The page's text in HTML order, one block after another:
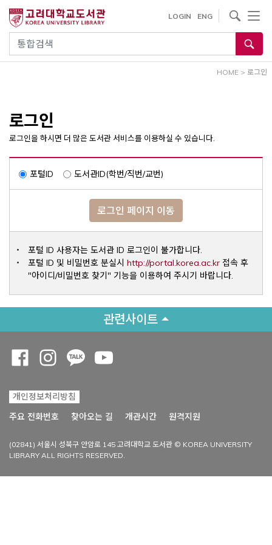
건
통합검색
LOGIN ENG
사이트내 검색
HOME > 로그인
로그인
로그인을 하시면 더 많은 도서관 서비스를 이용하실 수 있습니다.
포털ID 도서관ID(학번/직번/교번)
로그인 페이지 이동
포털 ID 사용자는 도서관 ID 로그인이 불가합니다.
포털 ID 및 비밀번호 분실시 http://portal.korea.ac.krOpens a
접속 후
"아이디/비밀번호 찾기" 기능을 이용하여 주시기 바랍니다.
관련사이트
개인정보처리방침
주요 전화번호
찾아오는 길 개관시간 원격지원
(02841) 서울시 성북구 안암로 145 고려대학교 도서관 © KOREA UNIVERSITY
LIBRARY ALL RIGHTS RESERVED.
Opens a new window
Opens a new window
Opens a new window